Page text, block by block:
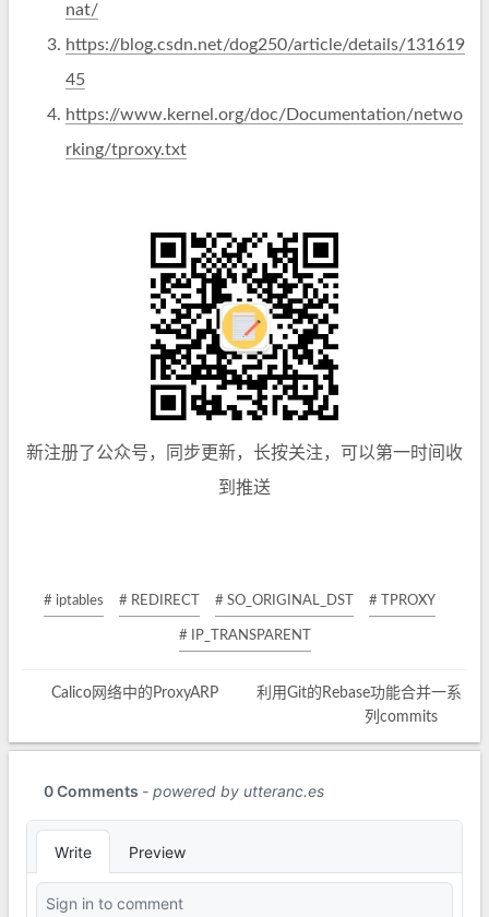
nat/
https://blog.csdn.net/dog250/article/details/131619
45
https://www.kernel.org/doc/Documentation/netwo
rking/tproxy.txt
新注册了公众号，同步更新，长按关注，可以第一时间收
到推送
# iptables # REDIRECT # SO_ORIGINAL_DST # TPROXY
# IP_TRANSPARENT
Calico网络中的ProxyARP
利用Git的Rebase功能合并一系
列commits